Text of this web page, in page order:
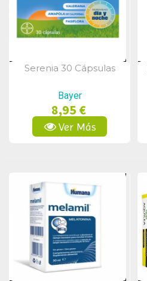
Vista Rápida
Serenia 30 Cápsulas
Bayer
8,95 €
Ver Más